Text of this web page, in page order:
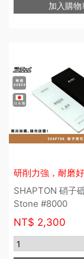
加入購物
研削力強，耐磨
SHAPTON 硝子
Stone #8000
NT$ 2,300